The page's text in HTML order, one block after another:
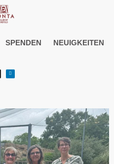
SPENDEN NEUIGKEITEN